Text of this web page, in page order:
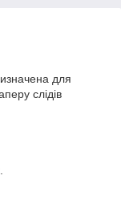
для
слідів